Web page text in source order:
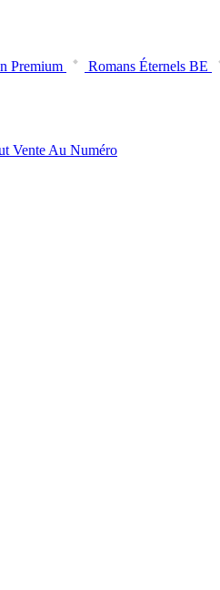
Premium Romans Éternels BE
Vente Au Numéro